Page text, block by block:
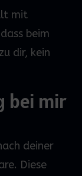
mit
beim
dir, kein
bei mir
deiner
Diese